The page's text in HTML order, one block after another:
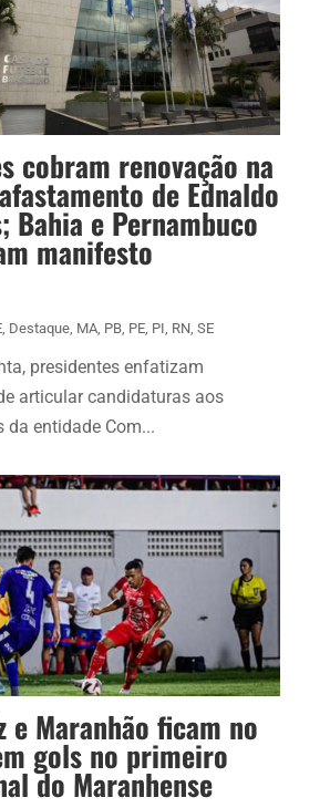
cobram renovação na
de Ednaldo
Bahia e Pernambuco
manifesto
, Destaque, MA, PB, PE, PI, RN, SE
presidentes enfatizam
articular candidaturas aos
da entidade Com...
Maranhão ficam no
gols no primeiro
do Maranhense